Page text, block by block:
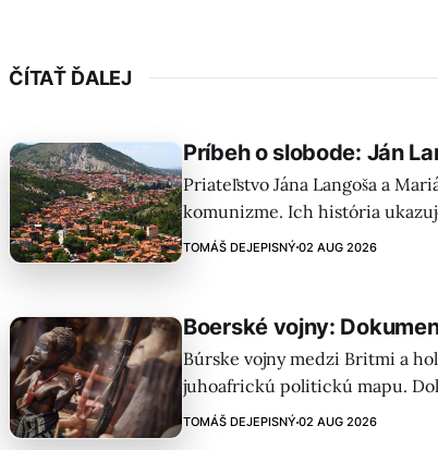
ČÍTAŤ ĎALEJ
Príbeh o slobode: Ján
Priateľstvo Jána Langoša a
komunizme. Ich história
odvahy postaviť sa režimu.
TOMÁŠ DEJEPISNÝ 02 AUG 2026
Boerské vojny:
Búrske vojny medzi Britmi a
juhoafrickú politickú mapu.
osídlenia až po krvavé bitky a
TOMÁŠ DEJEPISNÝ 02 AUG 2026